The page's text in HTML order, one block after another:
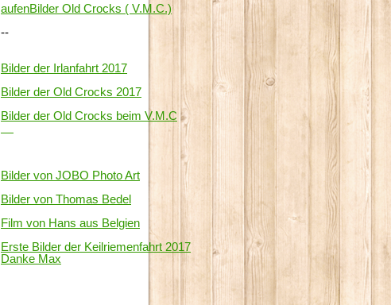
aufenBilder Old Crocks ( V.M.C.)
--
Bilder der Irlanfahrt 2017
Bilder der Old Crocks 2017
Bilder der Old Crocks beim V.M.C
Bilder von JOBO Photo Art
Bilder von Thomas Bedel
Film von Hans aus Belgien
Erste Bilder der Keilriemenfahrt 2017
Danke Max